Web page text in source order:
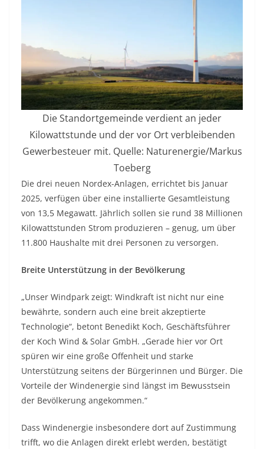
Die Standortgemeinde verdient an jeder
Kilowattstunde und der vor Ort verbleibenden
Gewerbesteuer mit. Quelle: Naturenergie/Markus
Toeberg
Die drei neuen Nordex-Anlagen, errichtet bis Januar
2025, verfügen über eine installierte Gesamtleistung
von 13,5 Megawatt. Jährlich sollen sie rund 38 Millionen
Kilowattstunden Strom produzieren – genug, um über
11.800 Haushalte mit drei Personen zu versorgen.
Breite Unterstützung in der Bevölkerung
„Unser Windpark zeigt: Windkraft ist nicht nur eine
bewährte, sondern auch eine breit akzeptierte
Technologie“, betont Benedikt Koch, Geschäftsführer
der Koch Wind & Solar GmbH. „Gerade hier vor Ort
spüren wir eine große Offenheit und starke
Unterstützung seitens der Bürgerinnen und Bürger. Die
Vorteile der Windenergie sind längst im Bewusstsein
der Bevölkerung angekommen.“
Dass Windenergie insbesondere dort auf Zustimmung
trifft, wo die Anlagen direkt erlebt werden, bestätigt